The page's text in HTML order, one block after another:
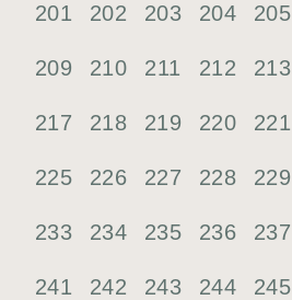
201 202 203 204 205
209 210 211 212 213
217 218 219 220 221
225 226 227 228 229
233 234 235 236 237
241 242 243 244 245